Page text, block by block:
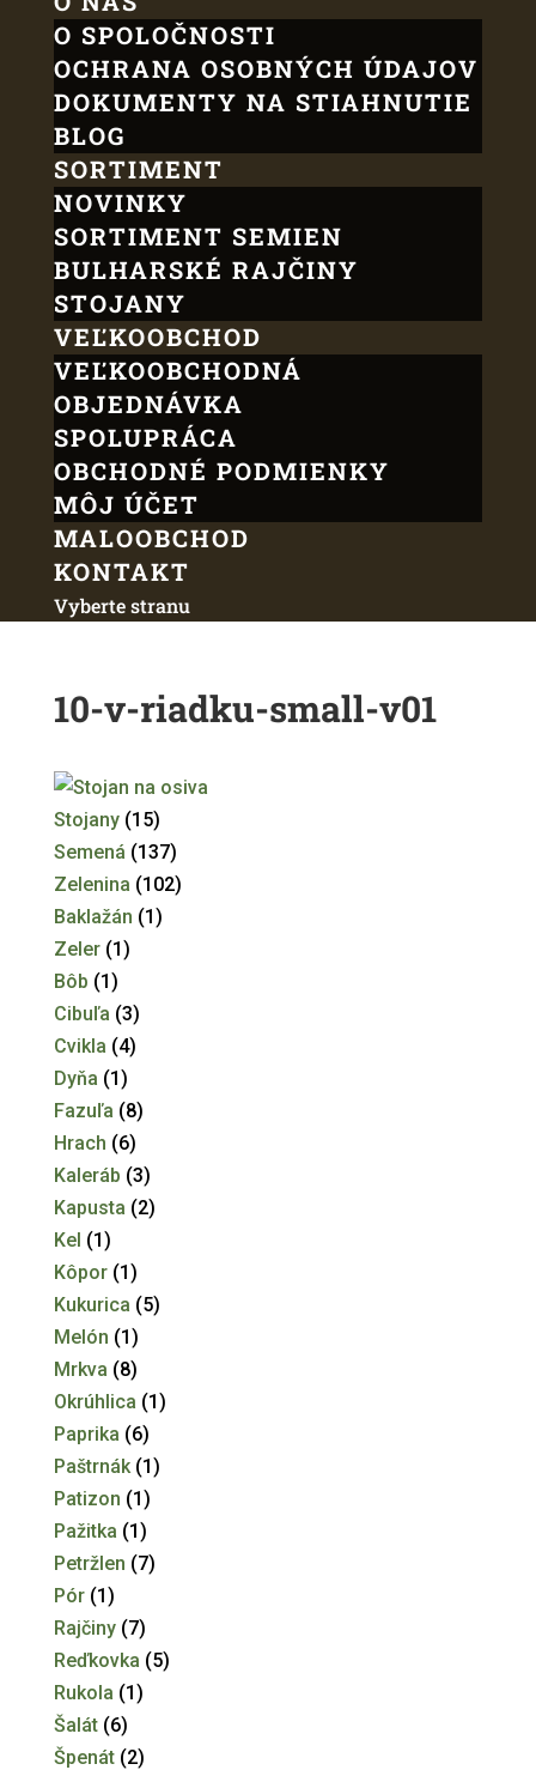
O SPOLOČNOSTI
OCHRANA OSOBNÝCH ÚDAJOV
DOKUMENTY NA STIAHNUTIE
BLOG
SORTIMENT
NOVINKY
SORTIMENT SEMIEN
BULHARSKÉ RAJČINY
STOJANY
VEĽKOOBCHOD
VEĽKOOBCHODNÁ
OBJEDNÁVKA
SPOLUPRÁCA
OBCHODNÉ PODMIENKY
MÔJ ÚČET
MALOOBCHOD
KONTAKT
Vyberte stranu
10-v-riadku-small-v01
Stojany (15)
Semená (137)
Zelenina (102)
Baklažán (1)
Zeler (1)
Bôb (1)
Cibuľa (3)
Cvikla (4)
Dyňa (1)
Fazuľa (8)
Hrach (6)
Kaleráb (3)
Kapusta (2)
Kel (1)
Kôpor (1)
Kukurica (5)
Melón (1)
Mrkva (8)
Okrúhlica (1)
Paprika (6)
Paštrnák (1)
Patizon (1)
Pažitka (1)
Petržlen (7)
Pór (1)
Rajčiny (7)
Reďkovka (5)
Rukola (1)
Šalát (6)
Špenát (2)